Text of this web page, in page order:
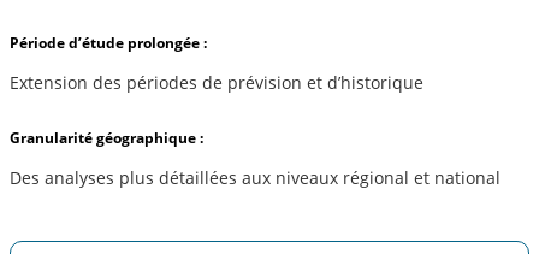
Période d’étude prolongée :
Extension des périodes de prévision et d’historique
Granularité géographique :
Des analyses plus détaillées aux niveaux régional et national